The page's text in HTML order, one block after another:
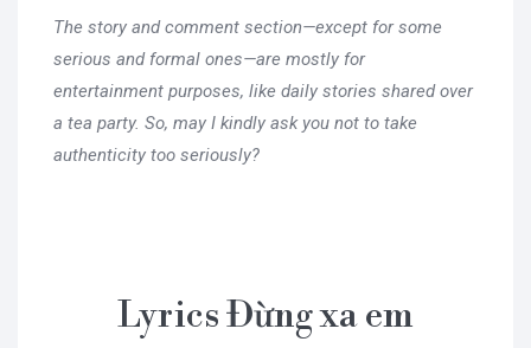
The story and comment section—except for some
serious and formal ones—are mostly for
entertainment purposes, like daily stories shared over
a tea party. So, may I kindly ask you not to take
authenticity too seriously?
Lyrics Đừng xa em